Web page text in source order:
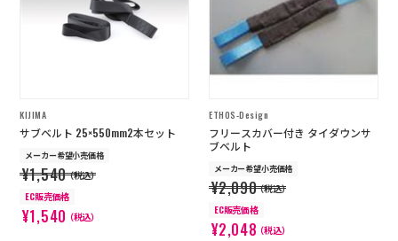
KIJIMA
サブベルト 25×550mm2本セット
メーカー希望小売価格
¥1,540（税込）
EC販売価格
¥1,540（税込）
ETHOS-Design
フリースカバー付き タイダウンサ
ブベルト
メーカー希望小売価格
¥2,090（税込）
EC販売価格
¥2,048（税込）